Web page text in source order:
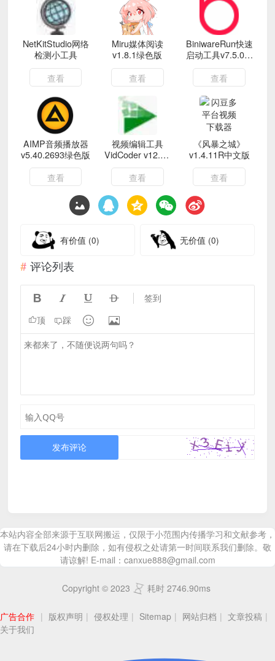
NetKitStudio网络
检测小工具
查看
Miru媒体阅读
v1.8.1绿色版
查看
BiniwareRun快速
启动工具v7.5.0中
文版
查看
AIMP音频播放器
v5.40.2693绿色版
查看
视频编辑工具
VidCoder v12.14
绿色版
查看
《风暴之城》
v1.4.11R中文版
查看
有价值 (0) 无价值 (0)
评论列表
    签到
顶 踩  
发布评论
本站内容全部来源于互联网搬运，仅限于小范围内传播学习和文献参考，
请在下载后24小时内删除，如有侵权之处请第一时间联系我们删除。敬
请谅解! E-mail：canxue888@gmail.com
Copyright © 2023 耗时 2746.90ms
广告合作 | 版权声明 | 侵权处理 | Sitemap | 网站归档 | 文章投稿 |
关于我们